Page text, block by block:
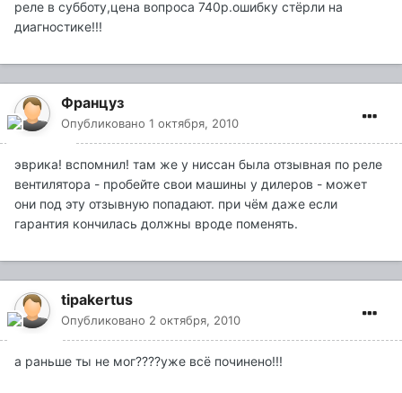
реле в субботу,цена вопроса 740р.ошибку стёрли на
диагностике!!!
Француз
Опубликовано 1 октября, 2010
эврика! вспомнил! там же у ниссан была отзывная по реле
вентилятора - пробейте свои машины у дилеров - может
они под эту отзывную попадают. при чём даже если
гарантия кончилась должны вроде поменять.
tipakertus
Опубликовано 2 октября, 2010
а раньше ты не мог????уже всё починено!!!